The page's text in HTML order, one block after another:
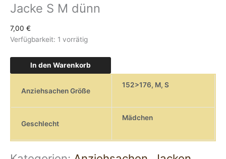
Jacke S M dünn
7,00 €
Verfügbarkeit: 1 vorrätig
In den Warenkorb
Anziehsachen Größe
152>176, M, S
Geschlecht
Mädchen